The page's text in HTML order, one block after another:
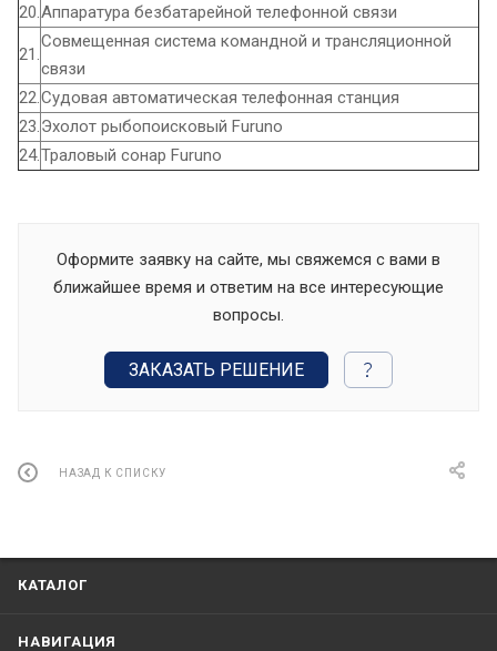
20.Аппаратура безбатарейной телефонной связи
21.
Совмещенная система командной и трансляционной
связи
22.Судовая автоматическая телефонная станция
23.Эхолот рыбопоисковый Furuno
24.Траловый сонар Furuno
Оформите заявку на сайте, мы свяжемся с вами в
ближайшее время и ответим на все интересующие
вопросы.
ЗАКАЗАТЬ РЕШЕНИЕ
НАЗАД К СПИСКУ
КАТАЛОГ
НАВИГАЦИЯ